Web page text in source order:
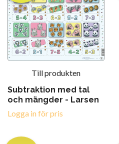
Till produkten
Subtraktion med tal
och mängder - Larsen
Logga in för pris